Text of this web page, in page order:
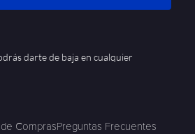
darte de baja en cualquier
ComprasPreguntas Frecuentes